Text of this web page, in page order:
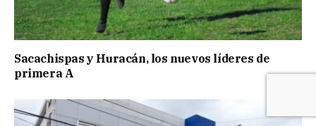
Sacachispas y Huracán, los nuevos líderes de
primera A